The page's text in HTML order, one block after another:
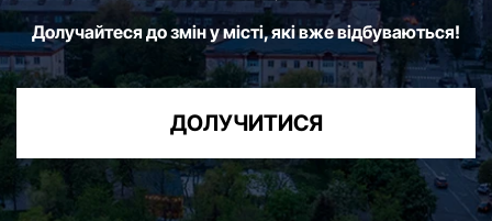
Долучайтеся до змін у місті, які вже відбуваються!
ДОЛУЧИТИСЯ